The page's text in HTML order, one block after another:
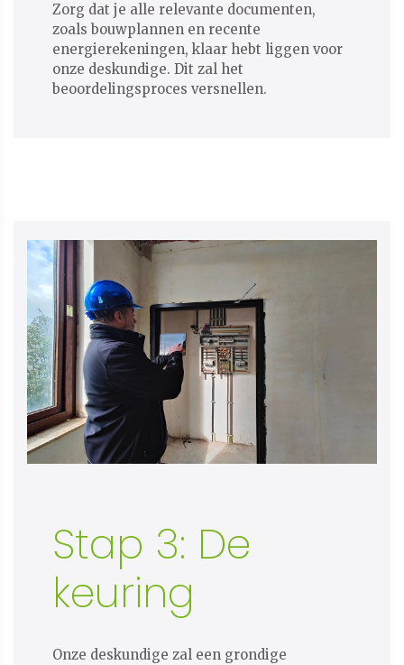
Zorg dat je alle relevante documenten,
zoals bouwplannen en recente
energierekeningen, klaar hebt liggen voor
onze deskundige. Dit zal het
beoordelingsproces versnellen.
Stap 3: De
keuring
Onze deskundige zal een grondige